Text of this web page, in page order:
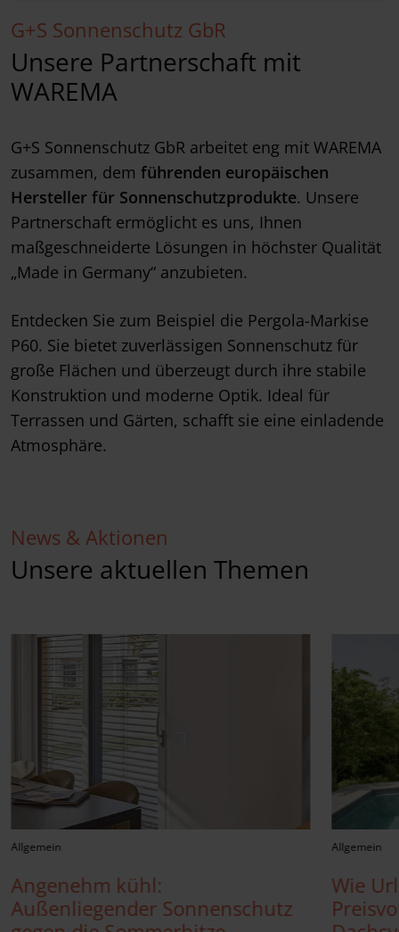
G+S Sonnenschutz GbR
Unsere Partnerschaft mit
WAREMA
G+S Sonnenschutz GbR arbeitet eng mit WAREMA
zusammen, dem führenden europäischen
Hersteller für Sonnenschutzprodukte. Unsere
Partnerschaft ermöglicht es uns, Ihnen
maßgeschneiderte Lösungen in höchster Qualität
„Made in Germany“ anzubieten.
Entdecken Sie zum Beispiel die Pergola-Markise
P60. Sie bietet zuverlässigen Sonnenschutz für
große Flächen und überzeugt durch ihre stabile
Konstruktion und moderne Optik. Ideal für
Terrassen und Gärten, schafft sie eine einladende
Atmosphäre.
News & Aktionen
Unsere aktuellen Themen
Allgemein
Angenehm kühl:
Außenliegender Sonnenschutz
Allgemein
Wie